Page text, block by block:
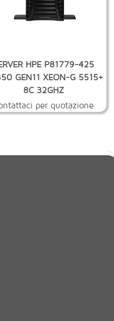
HPE P81779-425
GEN11 XEON-G 5515+
8C 32GHZ
per quotazione